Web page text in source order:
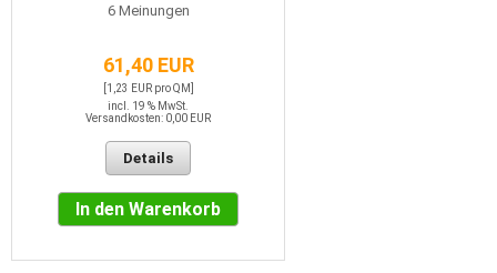
6Meinungen
61,40 EUR
[1,23 EUR pro QM]
incl. 19 % MwSt.
Versandkosten: 0,00 EUR
Details
In den Warenkorb